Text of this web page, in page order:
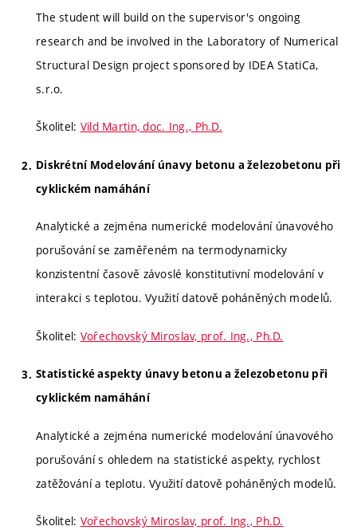
The student will build on the supervisor's ongoing
research and be involved in the Laboratory of Numerical
Structural Design project sponsored by IDEA StatiCa,
s.r.o.
Školitel: Vild Martin, doc. Ing., Ph.D.
Diskrétní Modelování únavy betonu a železobetonu při
cyklickém namáhání
Analytické a zejména numerické modelování únavového
porušování se zaměřeném na termodynamicky
konzistentní časově závoslé konstitutivní modelování v
interakci s teplotou. Využití datově poháněných modelů.
Školitel: Vořechovský Miroslav, prof. Ing., Ph.D.
Statistické aspekty únavy betonu a železobetonu při
cyklickém namáhání
Analytické a zejména numerické modelování únavového
porušování s ohledem na statistické aspekty, rychlost
zatěžování a teplotu. Využití datově poháněných modelů.
Školitel: Vořechovský Miroslav, prof. Ing., Ph.D.